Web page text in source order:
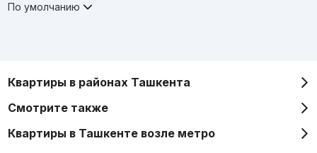
По умолчанию
Квартиры в районах Ташкента
Смотрите также
Квартиры в Ташкенте возле метро